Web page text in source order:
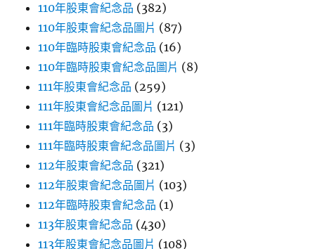
110年股東會紀念品 (382)
110年股東會紀念品圖片 (87)
110年臨時股東會紀念品 (16)
110年臨時股東會紀念品圖片 (8)
111年股東會紀念品 (259)
111年股東會紀念品圖片 (121)
111年臨時股東會紀念品 (3)
111年臨時股東會紀念品圖片 (3)
112年股東會紀念品 (321)
112年股東會紀念品圖片 (103)
112年臨時股東會紀念品 (1)
113年股東會紀念品 (430)
113年股東會紀念品圖片 (108)